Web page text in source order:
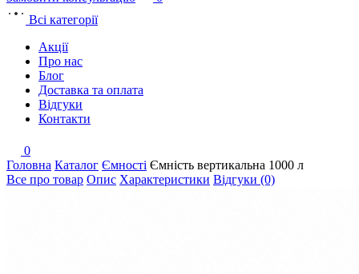
Всі категорії
Акції
Про нас
Блог
Доставка та оплата
Відгуки
Контакти
0
Головна Каталог Ємності Ємність вертикальна 1000 л
Все про товар Опис Характеристики Відгуки (0)